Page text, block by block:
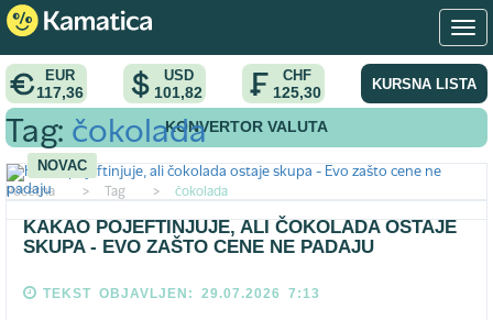
EUR
117,36
USD
101,82
CHF
125,30 KURSNA LISTA
KONVERTOR VALUTA
Pocetna > Tag > čokolada
Tag: čokolada
NOVAC
KAKAO POJEFTINJUJE, ALI ČOKOLADA OSTAJE
SKUPA - EVO ZAŠTO CENE NE PADAJU
TEKST OBJAVLJEN: 29.07.2026 7:13